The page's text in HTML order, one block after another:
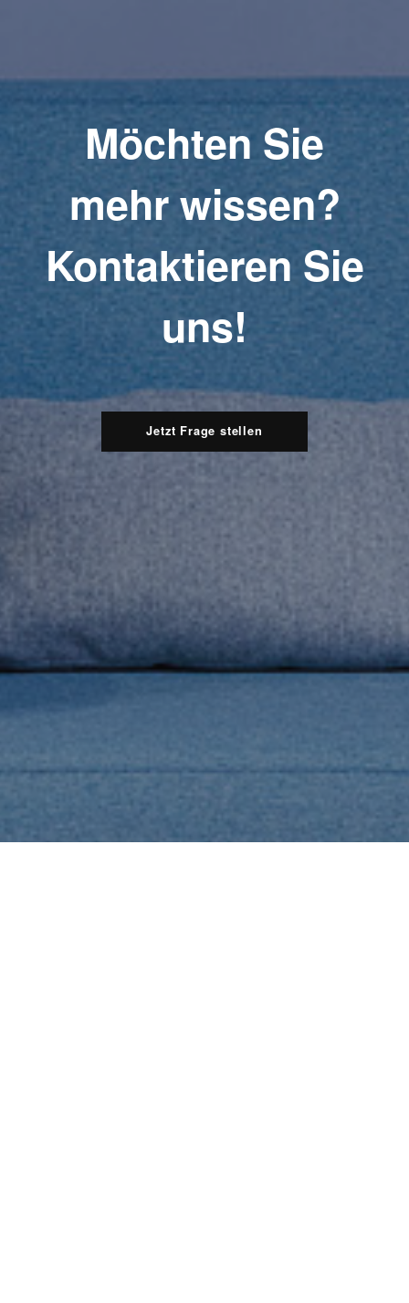
Möchten Sie
mehr wissen?
Kontaktieren Sie
uns!
Jetzt Frage stellen